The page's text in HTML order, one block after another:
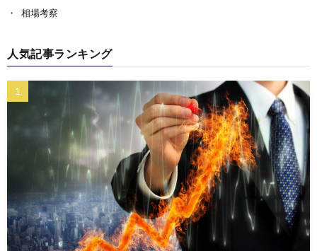
相場考察
人気記事ランキング